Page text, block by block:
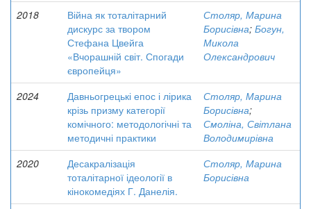
2018
Війна як тоталітарний
дискурс за твором
Стефана Цвейга
«Вчорашній світ. Спогади
європейця»
Столяр, Марина
Борисівна; Богун,
Микола
Олександрович
2024
Давньогрецькі епос і лірика
крізь призму категорії
комічного: методологічні та
методичні практики
Столяр, Марина
Борисівна;
Смоліна, Світлана
Володимирівна
2020
Десакралізація
тоталітарної ідеології в
кінокомедіях Г. Данелія.
Столяр, Марина
Борисівна